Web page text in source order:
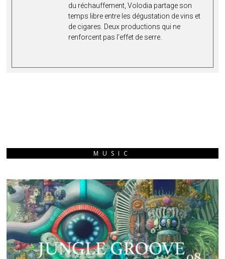
du réchauffement, Volodia partage son
temps libre entre les dégustation de vins et
de cigares. Deux productions qui ne
renforcent pas l’effet de serre.
MUSIC